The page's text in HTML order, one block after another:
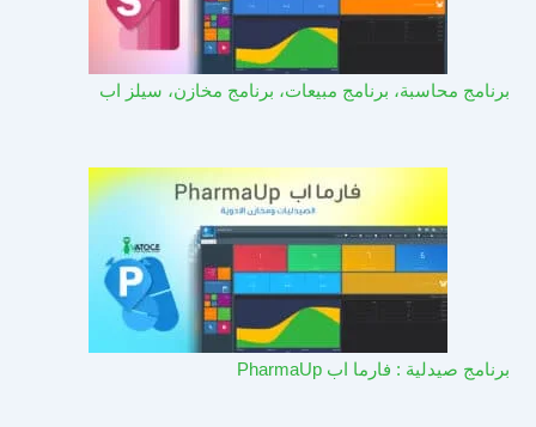
برنامج محاسبة، برنامج مبيعات، برنامج مخازن، سيلز اب
برنامج صيدلية : فارما اب PharmaUp​